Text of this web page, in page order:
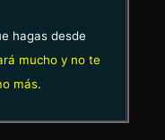
hagas desde
mucho y no te
más.